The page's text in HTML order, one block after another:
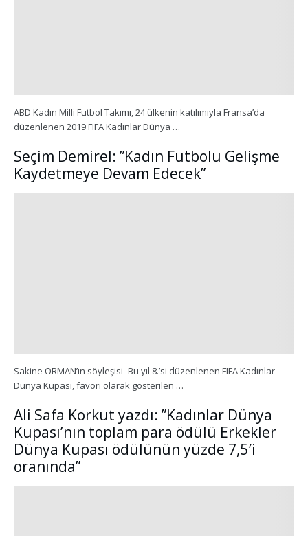
ABD Kadın Milli Futbol Takımı, 24 ülkenin katılımıyla Fransa’da
düzenlenen 2019 FIFA Kadınlar Dünya …
Seçim Demirel: ”Kadın Futbolu Gelişme
Kaydetmeye Devam Edecek”
Sakine ORMAN’ın söyleşisi- Bu yıl 8.’si düzenlenen FIFA Kadınlar
Dünya Kupası, favori olarak gösterilen …
Ali Safa Korkut yazdı: ”Kadınlar Dünya
Kupası’nın toplam para ödülü Erkekler
Dünya Kupası ödülünün yüzde 7,5′i
oranında”